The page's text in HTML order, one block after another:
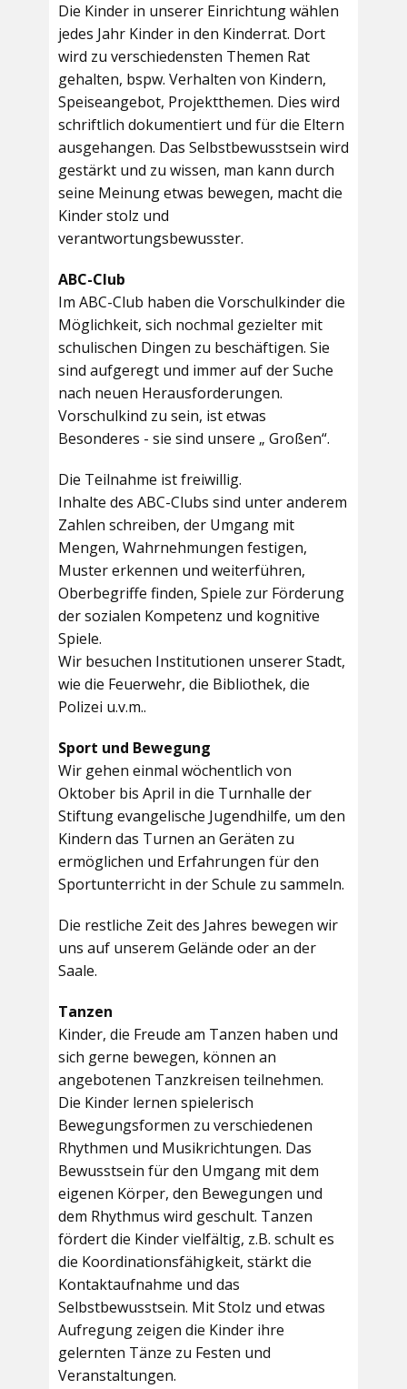
Die Kinder in unserer Einrichtung wählen
jedes Jahr Kinder in den Kinderrat. Dort
wird zu verschiedensten Themen Rat
gehalten, bspw. Verhalten von Kindern,
Speiseangebot, Projektthemen. Dies wird
schriftlich dokumentiert und für die Eltern
ausgehangen. Das Selbstbewusstsein wird
gestärkt und zu wissen, man kann durch
seine Meinung etwas bewegen, macht die
Kinder stolz und
verantwortungsbewusster.
ABC-Club
Im ABC-Club haben die Vorschulkinder die
Möglichkeit, sich nochmal gezielter mit
schulischen Dingen zu beschäftigen. Sie
sind aufgeregt und immer auf der Suche
nach neuen Herausforderungen.
Vorschulkind zu sein, ist etwas
Besonderes - sie sind unsere „ Großen“.
Die Teilnahme ist freiwillig.
Inhalte des ABC-Clubs sind unter anderem
Zahlen schreiben, der Umgang mit
Mengen, Wahrnehmungen festigen,
Muster erkennen und weiterführen,
Oberbegriffe finden, Spiele zur Förderung
der sozialen Kompetenz und kognitive
Spiele.
Wir besuchen Institutionen unserer Stadt,
wie die Feuerwehr, die Bibliothek, die
Polizei u.v.m..
Sport und Bewegung
Wir gehen einmal wöchentlich von
Oktober bis April in die Turnhalle der
Stiftung evangelische Jugendhilfe, um den
Kindern das Turnen an Geräten zu
ermöglichen und Erfahrungen für den
Sportunterricht in der Schule zu sammeln.
Die restliche Zeit des Jahres bewegen wir
uns auf unserem Gelände oder an der
Saale.
Tanzen
Kinder, die Freude am Tanzen haben und
sich gerne bewegen, können an
angebotenen Tanzkreisen teilnehmen.
Die Kinder lernen spielerisch
Bewegungsformen zu verschiedenen
Rhythmen und Musikrichtungen. Das
Bewusstsein für den Umgang mit dem
eigenen Körper, den Bewegungen und
dem Rhythmus wird geschult. Tanzen
fördert die Kinder vielfältig, z.B. schult es
die Koordinationsfähigkeit, stärkt die
Kontaktaufnahme und das
Selbstbewusstsein. Mit Stolz und etwas
Aufregung zeigen die Kinder ihre
gelernten Tänze zu Festen und
Veranstaltungen.